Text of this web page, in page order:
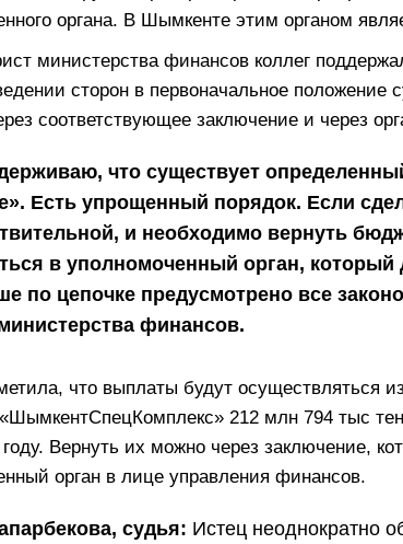
органа. В Шымкенте этим органом
министерства финансов коллег
сторон в первоначальное положение
соответствующее заключение и через
что существует
Есть упрощенный порядок. Если
и необходимо вернуть
в уполномоченный орган, который
по цепочке предусмотрено все
финансов.
что выплаты будут осуществляться
212 млн 794 тыс
Вернуть их можно через заключение,
орган в лице управления финансов.
судья: Истец неоднократно